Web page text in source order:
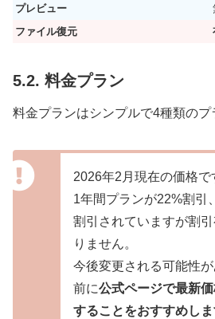
プレビュー
ファイル復元
5.2. 料金プラン
料金プランはシンプルで4種類のプ
2026年2月現在の価格で
1年間プランが22%割引
割引されていますが割
りません。
今後変更される可能性
前に公式ページで最新
することをおすすめしま